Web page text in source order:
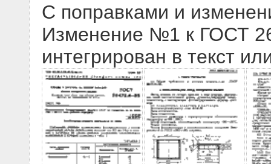
С поправками и
Изменение №1 к ГОСТ
интегрирован в текст